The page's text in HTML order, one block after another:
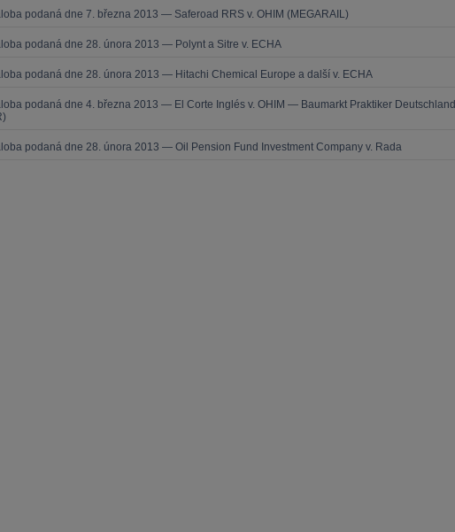
podaná dne 7. března 2013 — Saferoad RRS v. OHIM (MEGARAIL)
podaná dne 28. února 2013 — Polynt a Sitre v. ECHA
podaná dne 28. února 2013 — Hitachi Chemical Europe a další v. ECHA
podaná dne 4. března 2013 — El Corte Inglés v. OHIM — Baumarkt Praktiker Deutschland
podaná dne 28. února 2013 — Oil Pension Fund Investment Company v. Rada
Kurzy lektora
MCIArb